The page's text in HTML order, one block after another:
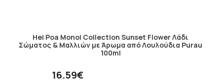
Hei Poa Monoi Collection Sunset Flower Λάδι
Σώματος & Μαλλιών με Άρωμα από Λουλούδια Purau
100ml
16.59€